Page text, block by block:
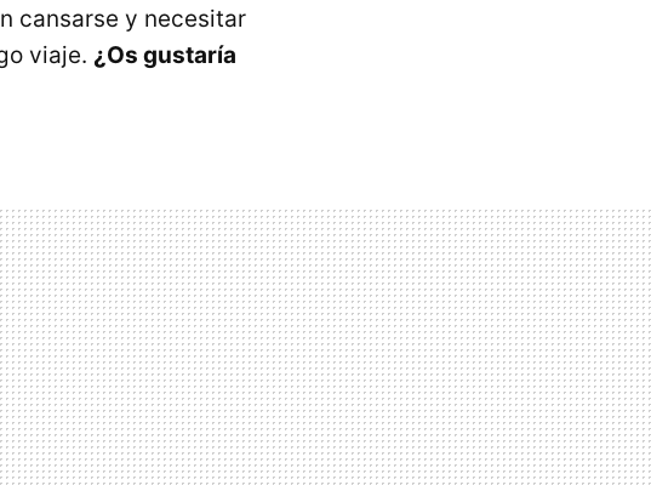
cansarse y necesitar
viaje. ¿Os gustaría